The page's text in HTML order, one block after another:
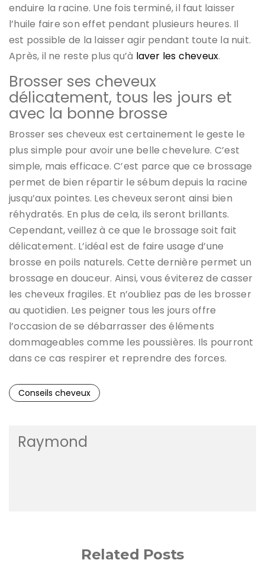
enduire la racine. Une fois terminé, il faut laisser
l’huile faire son effet pendant plusieurs heures. Il
est possible de la laisser agir pendant toute la nuit.
Après, il ne reste plus qu’à laver les cheveux.
Brosser ses cheveux
délicatement, tous les jours et
avec la bonne brosse
Brosser ses cheveux est certainement le geste le
plus simple pour avoir une belle chevelure. C’est
simple, mais efficace. C’est parce que ce brossage
permet de bien répartir le sébum depuis la racine
jusqu’aux pointes. Les cheveux seront ainsi bien
réhydratés. En plus de cela, ils seront brillants.
Cependant, veillez à ce que le brossage soit fait
délicatement. L’idéal est de faire usage d’une
brosse en poils naturels. Cette dernière permet un
brossage en douceur. Ainsi, vous éviterez de casser
les cheveux fragiles. Et n’oubliez pas de les brosser
au quotidien. Les peigner tous les jours offre
l’occasion de se débarrasser des éléments
dommageables comme les poussières. Ils pourront
dans ce cas respirer et reprendre des forces.
Conseils cheveux
Raymond
Related Posts